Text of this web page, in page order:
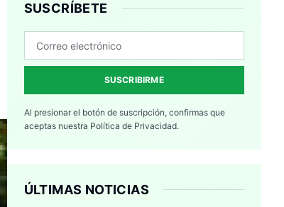
SUSCRÍBETE
SUSCRIBIRME
Al presionar el botón de suscripción, confirmas que
aceptas nuestra Política de Privacidad.
ÚLTIMAS NOTICIAS